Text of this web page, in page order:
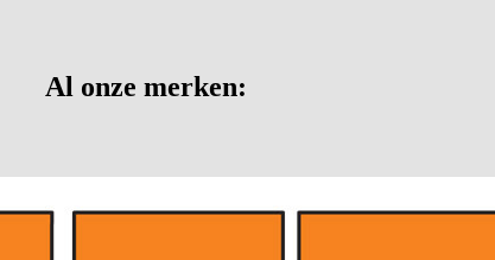
Al onze merken: